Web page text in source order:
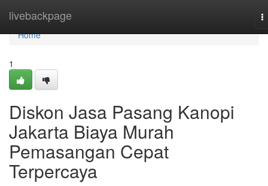
livebackpage
Home
Home
1
Diskon Jasa Pasang Kanopi
Jakarta Biaya Murah
Pemasangan Cepat
Terpercaya